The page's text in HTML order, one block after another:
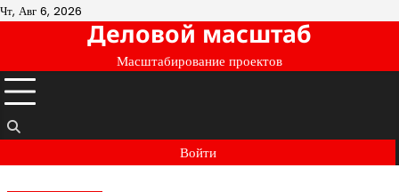
Перейти
Чт, Авг 6, 2026
Деловой масштаб
Масштабирование проектов
Войти